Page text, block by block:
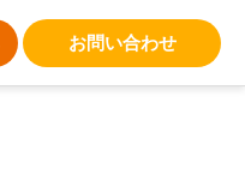
お問い合わせ